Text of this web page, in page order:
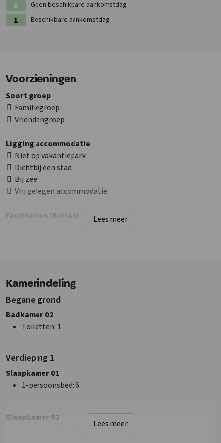
Geen beschikbare aankomstdag
Beschikbare aankomstdag
Voorzieningen
Ligging accommodatie
Niet op vakantiepark
Dichtbij een stad
Bij zee
Vrij gelegen accommodatie
Faciliteiten (Buiten)
Barbecueën toegestaan
Sanitair
Douches: 6
Faciliteiten (Binnen)
Droger
Poolbiljart
Soort groep
Familiegroep
Vriendengroep
Lees meer
Kamerindeling
Begane grond
Badkamer 02
Toiletten: 1
Verdieping 1
Slaapkamer 01
1-persoonsbed: 6
Slaapkamer 02
Lees meer